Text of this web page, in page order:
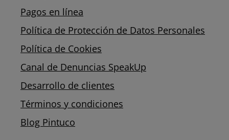
Pagos en línea
Política de Protección de Datos Personales
Política de Cookies
Canal de Denuncias SpeakUp
Desarrollo de clientes
Términos y condiciones
Blog Pintuco